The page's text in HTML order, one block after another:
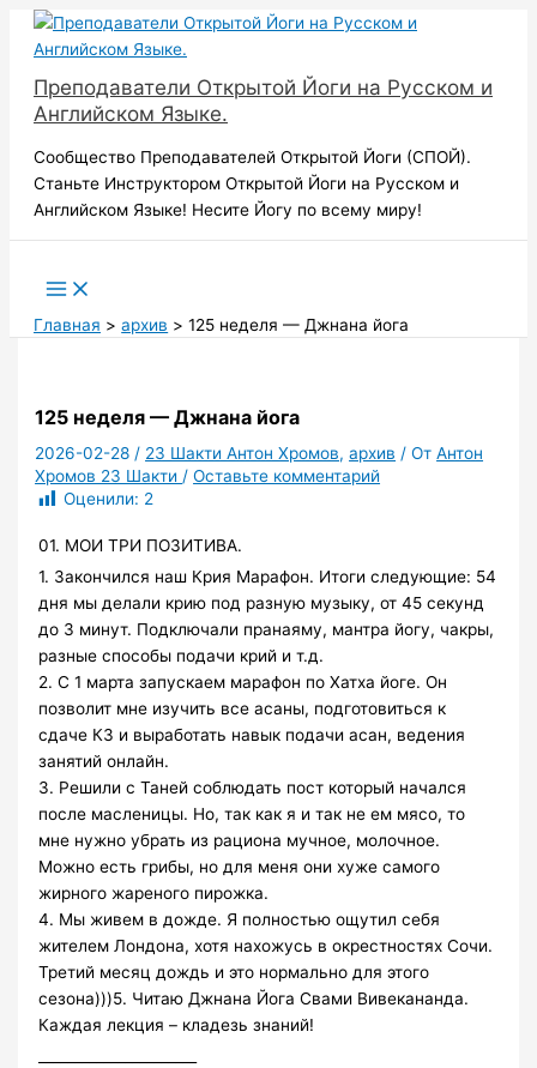
Перейти
Преподаватели Открытой Йоги на Русском и
Английском Языке.
Сообщество Преподавателей Открытой Йоги (СПОЙ).
Станьте Инструктором Открытой Йоги на Русском и
Английском Языке! Несите Йогу по всему миру!
Главная архив 125 неделя — Джнана йога
125 неделя — Джнана йога
2026-02-28/ 23 Шакти Антон Хромов,архив / ОтАнтон
Хромов 23 Шакти/Оставьте комментарий
Оценили: 2
01. МОИ ТРИ ПОЗИТИВА.
1. Закончился наш Крия Марафон. Итоги следующие: 54
дня мы делали крию под разную музыку, от 45 секунд
до 3 минут. Подключали пранаяму, мантра йогу, чакры,
разные способы подачи крий и т.д.
2. С 1 марта запускаем марафон по Хатха йоге. Он
позволит мне изучить все асаны, подготовиться к
сдаче КЗ и выработать навык подачи асан, ведения
занятий онлайн.
3. Решили с Таней соблюдать пост который начался
после масленицы. Но, так как я и так не ем мясо, то
мне нужно убрать из рациона мучное, молочное.
Можно есть грибы, но для меня они хуже самого
жирного жареного пирожка.
4. Мы живем в дожде. Я полностью ощутил себя
жителем Лондона, хотя нахожусь в окрестностях Сочи.
Третий месяц дождь и это нормально для этого
сезона)))5. Читаю Джнана Йога Свами Вивекананда.
Каждая лекция – кладезь знаний!